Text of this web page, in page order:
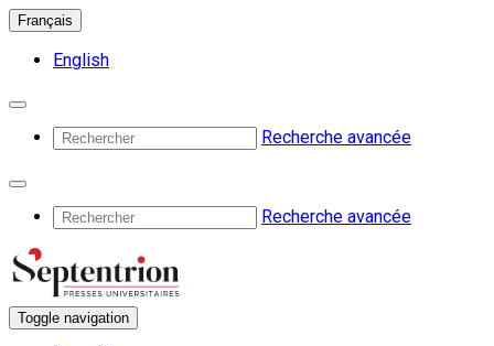
Français
English
Recherche avancée
Recherche avancée
Toggle navigation